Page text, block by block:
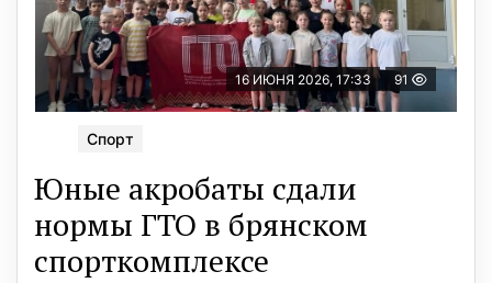
16 ИЮНЯ 2026, 17:33 91
Спорт
Юные акробаты сдали
нормы ГТО в брянском
спорткомплексе